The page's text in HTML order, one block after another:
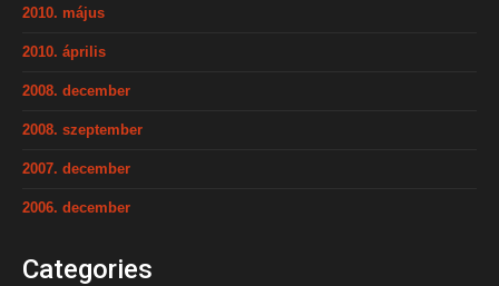
2010. május
2010. április
2008. december
2008. szeptember
2007. december
2006. december
Categories